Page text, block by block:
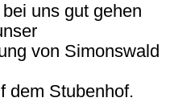
uns gut gehen
von Simonswald
dem Stubenhof.